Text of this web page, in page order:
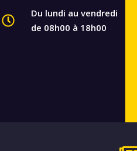
Du lundi au vendredi
de 08h00 à 18h00